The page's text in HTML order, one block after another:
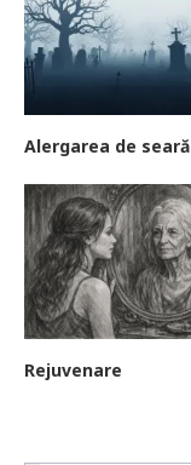
Alergarea de seară
Rejuvenare